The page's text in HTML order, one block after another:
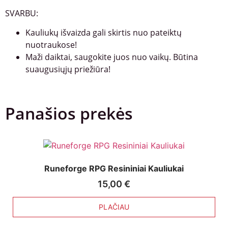
SVARBU:
Kauliukų išvaizda gali skirtis nuo pateiktų
nuotraukose!
Maži daiktai, saugokite juos nuo vaikų. Būtina
suaugusiųjų priežiūra!
Panašios prekės
Runeforge RPG Resininiai Kauliukai
15,00 €
PLAČIAU